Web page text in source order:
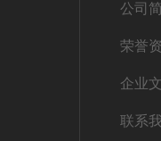
公司
荣誉
企业
联系